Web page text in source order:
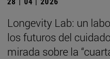
Longevity Lab: un
los futuros del
mirada sobre la